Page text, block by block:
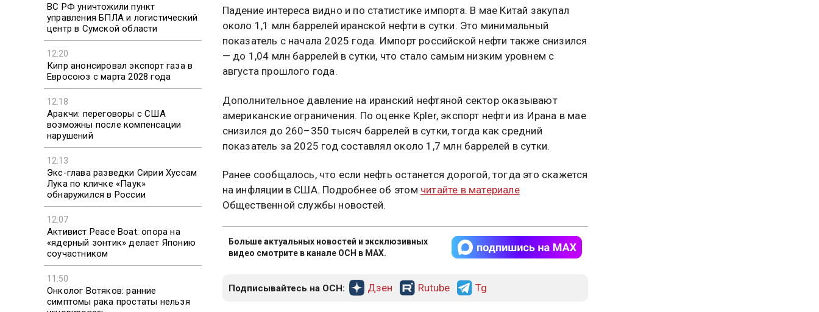
ВС РФ уничтожили пункт
управления БПЛА и логистический
центр в Сумской области
12:20
Кипр анонсировал экспорт газа в
Евросоюз с марта 2028 года
12:18
Аракчи: переговоры с США
возможны после компенсации
нарушений
12:13
Экс-глава разведки Сирии Хуссам
Лука по кличке «Паук»
обнаружился в России
12:07
Активист Peace Boat: опора на
«ядерный зонтик» делает Японию
соучастником
11:50
Онколог Вотяков: ранние
симптомы рака простаты нельзя
Падение интереса видно и по статистике импорта. В мае Китай закупал
около 1,1 млн баррелей иранской нефти в сутки. Это минимальный
показатель с начала 2025 года. Импорт российской нефти также снизился
— до 1,04 млн баррелей в сутки, что стало самым низким уровнем с
августа прошлого года.
Дополнительное давление на иранский нефтяной сектор оказывают
американские ограничения. По оценке Kpler, экспорт нефти из Ирана в мае
снизился до 260–350 тысяч баррелей в сутки, тогда как средний
показатель за 2025 год составлял около 1,7 млн баррелей в сутки.
Ранее сообщалось, что если нефть останется дорогой, тогда это скажется
на инфляции в США. Подробнее об этом читайте в материале
Общественной службы новостей.
Больше актуальных новостей и эксклюзивных
видео смотрите в канале ОСН в MAX.
Подписывайтесь на ОСН: Дзен Rutube Tg